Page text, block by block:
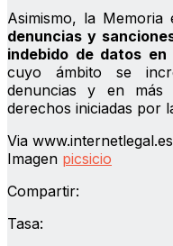
Asimismo, la Memoria
denuncias y
indebido de datos
cuyo ámbito se
denuncias y en
derechos iniciadas por
Via www.internetlegal.es
Imagen picsicio
Compartir:
Tasa: